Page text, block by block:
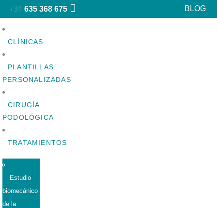
+34 635 368 675 BLOG
CLÍNICAS
PLANTILLAS
PERSONALIZADAS
CIRUGÍA
PODOLÓGICA
TRATAMIENTOS
Estudio
biomecánico
de la